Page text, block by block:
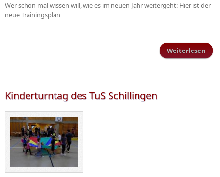
Wer schon mal wissen will, wie es im neuen Jahr weitergeht: Hier ist der
neue Trainingsplan
Weiterlesen
Kinderturntag des TuS Schillingen